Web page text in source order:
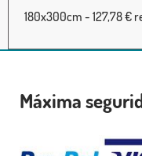
180x300cm - 127,78 €
Máxima